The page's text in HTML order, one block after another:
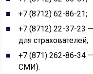
+7 (8712) 62-86-21;
+7 (8712) 22-37-23
для страхователей;
+7 (871) 262-86-34
СМИ).